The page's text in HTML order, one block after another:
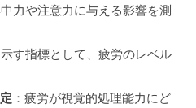
中力や注意力に与える影響を測
す指標として、疲労のレベル
：疲労が視覚的処理能力にど